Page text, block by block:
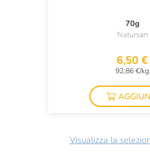
70g
Natursan
6,50 €
92,86 €/kg
Visualizza la